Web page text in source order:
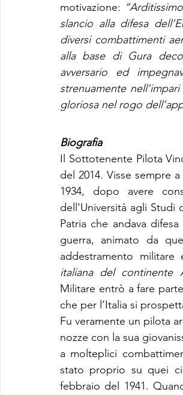
motivazione:
slancio alla difesa
diversi combattimenti
alla base di Gura
avversario ed
strenuamente
gloriosa nel rogo
Biografia
Il Sottotenente Pilota
del 2014. Visse sempre
1934, dopo avere
dell’Università agli
Patria che andava
guerra, animato da
addestramento
italiana del continente
Militare entrò a fare
che per l’Italia si
Fu veramente un pilota
nozze con la sua
a molteplici
stato proprio su quei
febbraio del 1941.